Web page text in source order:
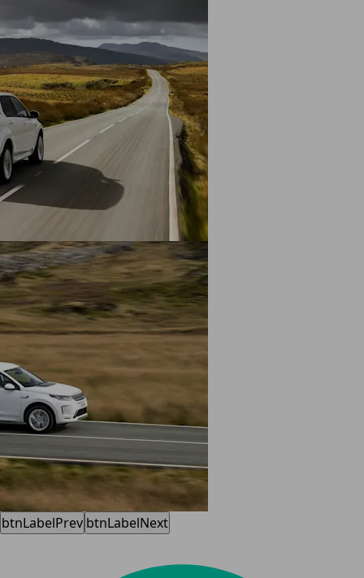
btnLabelPrev btnLabelNext